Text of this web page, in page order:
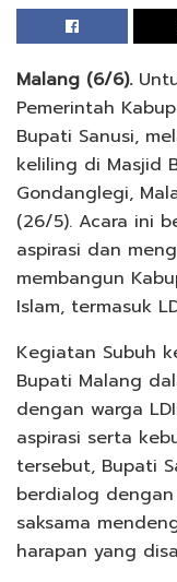
Malang (6/6).
Pemerintah
Bupati Sanusi,
keliling di Masjid
Gondanglegi,
(26/5). Acara ini
aspirasi dan
membangun
Islam, termasuk
Kegiatan Subuh
Bupati Malang
dengan warga
aspirasi serta
tersebut, Bupati
berdialog
saksama
harapan yang